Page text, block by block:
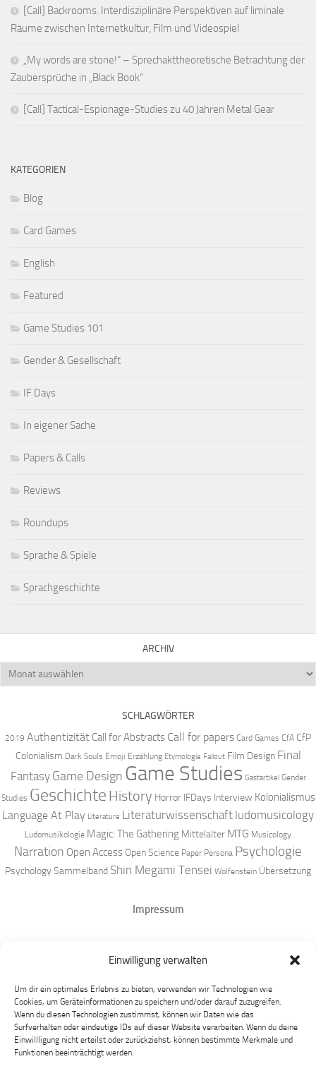
Einwilligung verwalten
Um dir ein optimales Erlebnis zu bieten, verwenden wir Technologien wie
Cookies, um Geräteinformationen zu speichern und/oder darauf zuzugreifen.
Wenn du diesen Technologien zustimmst, können wir Daten wie das
Surfverhalten oder eindeutige IDs auf dieser Website verarbeiten. Wenn du deine
Einwillligung nicht erteilst oder zurückziehst, können bestimmte Merkmale und
Funktionen beeinträchtigt werden.
[Call] Backrooms. Interdisziplinäre Perspektiven auf liminale
Räume zwischen Internetkultur, Film und Videospiel
„My words are stone!“ – Sprechakttheoretische Betrachtung der
Zaubersprüche in „Black Book“
[Call] Tactical-Espionage-Studies zu 40 Jahren Metal Gear
KATEGORIEN
Blog
Card Games
English
Featured
Game Studies 101
Gender & Gesellschaft
IF Days
In eigener Sache
Papers & Calls
Reviews
Roundups
Sprache & Spiele
Sprachgeschichte
ARCHIV
Archiv
SCHLAGWÖRTER
2019 Authentizität Call for Abstracts Call for papers Card Games CfA CfP
Colonialism Dark Souls Emoji Erzählung Etymologie Fallout Film Design Final
Fantasy Game Design Game Studies Gastartikel Gender
Studies Geschichte History Horror IFDays Interview Kolonialismus
Language At Play Literature Literaturwissenschaft ludomusicology
Ludomusikologie Magic: The Gathering Mittelalter MTG Musicology
Narration Open Access Open Science Paper Persona Psychologie
PsychologySammelband Shin Megami Tensei Wolfenstein Übersetzung
Impressum
Mastodon